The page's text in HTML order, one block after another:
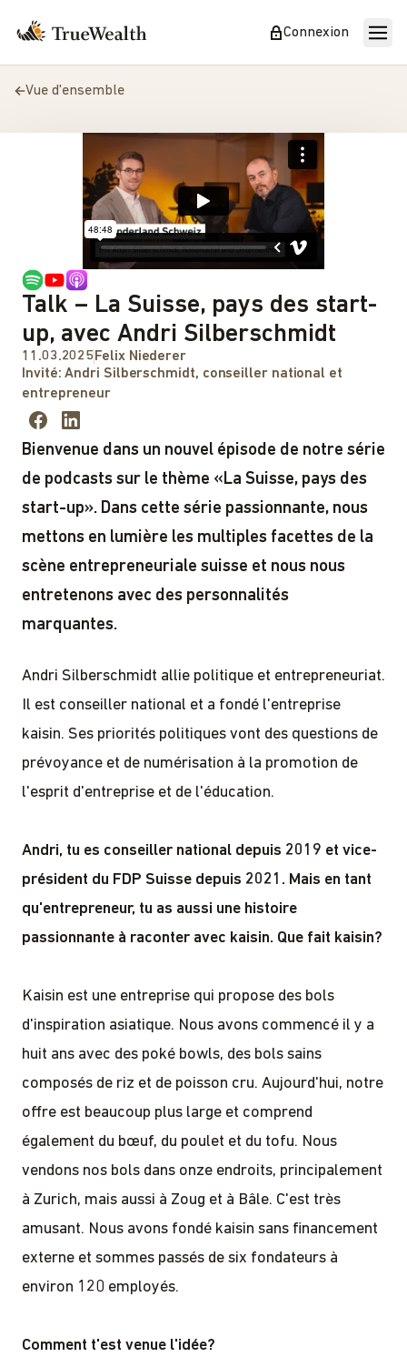
Connexion
Vue d'ensemble
Talk – La Suisse, pays des start-
up, avec Andri Silberschmidt
11.03.2025 Felix Niederer
Invité:Andri Silberschmidt, conseiller national et
entrepreneur
Bienvenue dans un nouvel épisode de notre série
de podcasts sur le thème «La Suisse, pays des
start-up». Dans cette série passionnante, nous
mettons en lumière les multiples facettes de la
scène entrepreneuriale suisse et nous nous
entretenons avec des personnalités
marquantes.
Andri Silberschmidt allie politique et entrepreneuriat.
Il est conseiller national et a fondé l'entreprise
kaisin. Ses priorités politiques vont des questions de
prévoyance et de numérisation à la promotion de
l'esprit d'entreprise et de l'éducation.
Andri, tu es conseiller national depuis 2019 et vice-
président du FDP Suisse depuis 2021. Mais en tant
qu'entrepreneur, tu as aussi une histoire
passionnante à raconter avec kaisin. Que fait kaisin?
Kaisin est une entreprise qui propose des bols
d'inspiration asiatique. Nous avons commencé il y a
huit ans avec des poké bowls, des bols sains
composés de riz et de poisson cru. Aujourd'hui, notre
offre est beaucoup plus large et comprend
également du bœuf, du poulet et du tofu. Nous
vendons nos bols dans onze endroits, principalement
à Zurich, mais aussi à Zoug et à Bâle. C'est très
amusant. Nous avons fondé kaisin sans financement
externe et sommes passés de six fondateurs à
environ 120 employés.
Comment t'est venue l'idée?